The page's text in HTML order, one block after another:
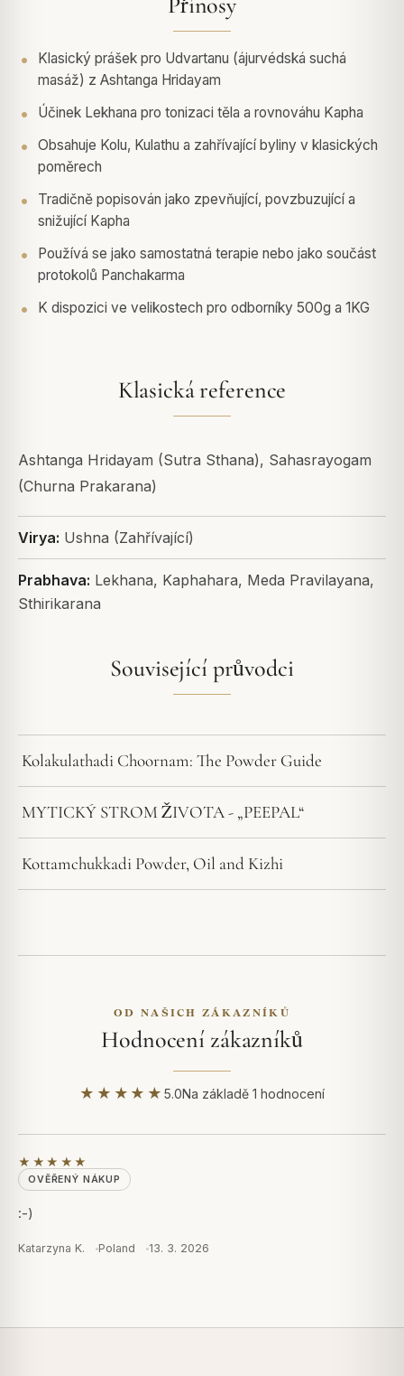
Klasický prášek pro Udvartanu (ájurvédská suchá
masáž) z Ashtanga Hridayam
Účinek Lekhana pro tonizaci těla a rovnováhu Kapha
Obsahuje Kolu, Kulathu a zahřívající byliny v klasických
poměrech
Tradičně popisován jako zpevňující, povzbuzující a
snižující Kapha
Používá se jako samostatná terapie nebo jako součást
protokolů Panchakarma
K dispozici ve velikostech pro odborníky 500g a 1KG
Klasická reference
Ashtanga Hridayam (Sutra Sthana), Sahasrayogam
(Churna Prakarana)
Virya: Ushna (Zahřívající)
Prabhava: Lekhana, Kaphahara, Meda Pravilayana,
Sthirikarana
Související průvodci
Kolakulathadi Choornam: The Powder Guide
MYTICKÝ STROM ŽIVOTA - „PEEPAL“
Kottamchukkadi Powder, Oil and Kizhi
OD NAŠICH ZÁKAZNÍKŮ
Hodnocení zákazníků
★★★★★5.0Na základě 1 hodnocení
★★★★★
OVĚŘENÝ NÁKUP
:-)
Katarzyna K. Poland 13. 3. 2026